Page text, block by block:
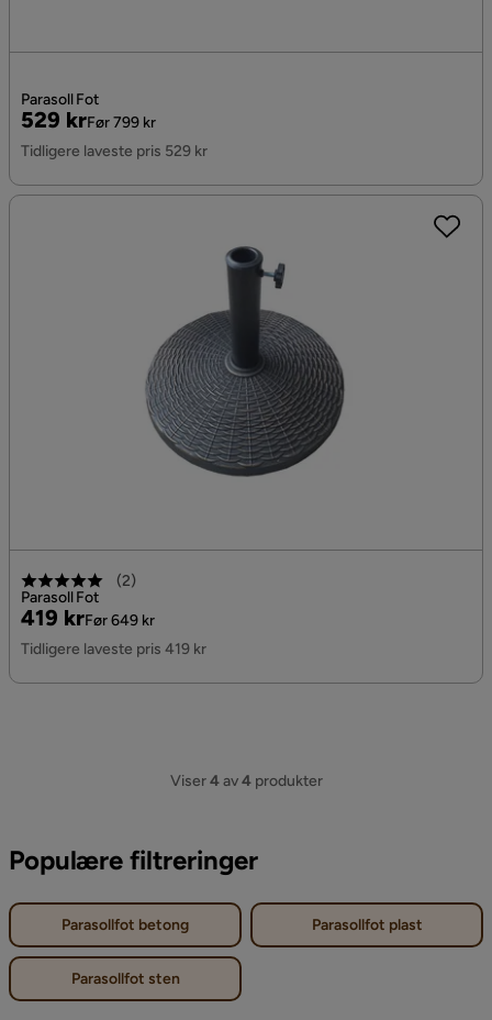
Parasoll Fot
Pris
529 kr
Original
Pris
Før 799 kr
Tidligere laveste pris 529 kr
(2)
Parasoll Fot
Pris
419 kr
Original
Pris
Før 649 kr
Tidligere laveste pris 419 kr
Viser4av4produkter
Populære filtreringer
Parasollfot betong Parasollfot plast
Parasollfot sten